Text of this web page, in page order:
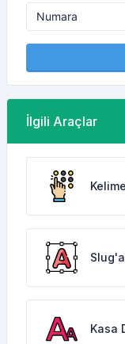
İlgili Araçlar
Kasa